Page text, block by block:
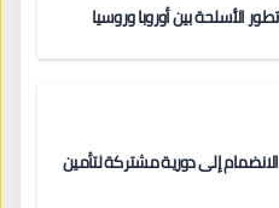
الأسلحة بين أوروبا وروسيا
إلى دورية مشتركة لتأمين